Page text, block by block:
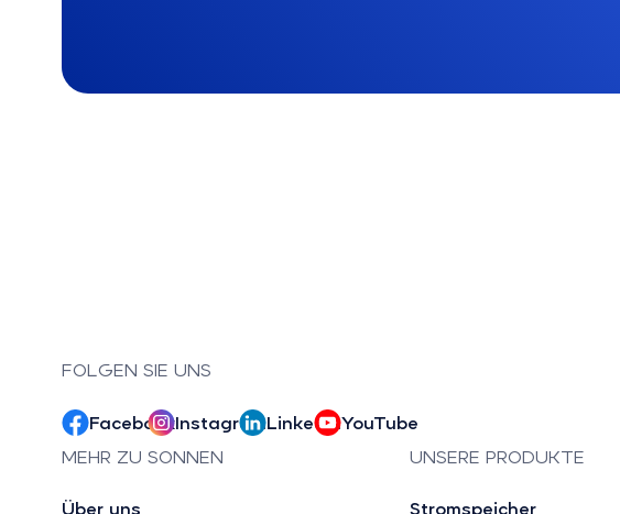
FOLGEN SIE UNS
FacebookInstagramLinkedInYouTube
MEHR ZU SONNEN
Über uns
UNSERE PRODUKTE
Stromspeicher